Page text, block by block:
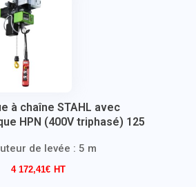
à chaîne STAHL avec
HPN (400V triphasé) 125
de levée : 5 m
4 172,41€